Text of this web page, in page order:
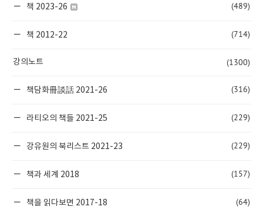
책 2023-26 (489)
책 2012-22 (714)
강의노트 (1300)
책담화冊談話 2021-26 (316)
라티오의 책들 2021-25 (229)
강유원의 북리스트 2021-23 (229)
책과 세계 2018 (157)
책을 읽다보면 2017-18 (64)